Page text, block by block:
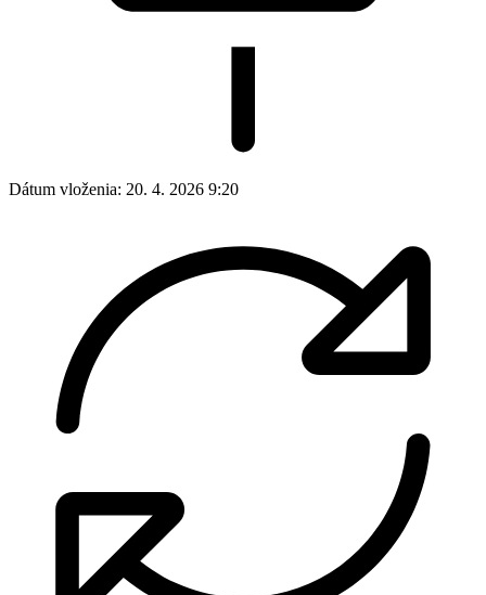
Dátum vloženia: 20. 4. 2026 9:20